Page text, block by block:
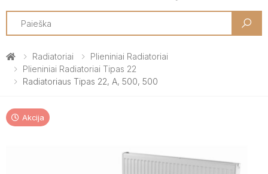
Search
Radiatoriai
Plieniniai Radiatoriai
Plieniniai Radiatoriai Tipas 22
Radiatoriaus Tipas 22, A, 500, 500
Akcija